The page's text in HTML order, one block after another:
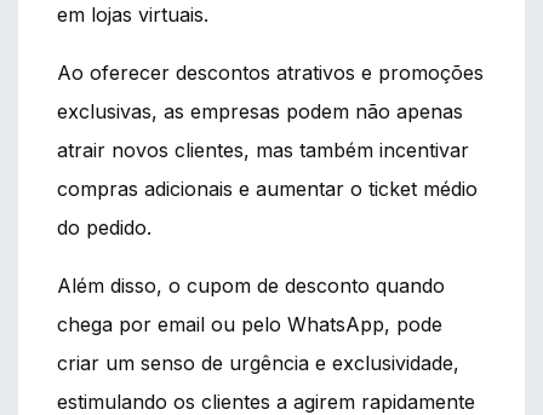
em lojas virtuais.
Ao oferecer descontos atrativos e promoções
exclusivas, as empresas podem não apenas
atrair novos clientes, mas também incentivar
compras adicionais e aumentar o ticket médio
do pedido.
Além disso, o cupom de desconto quando
chega por email ou pelo WhatsApp, pode
criar um senso de urgência e exclusividade,
estimulando os clientes a agirem rapidamente